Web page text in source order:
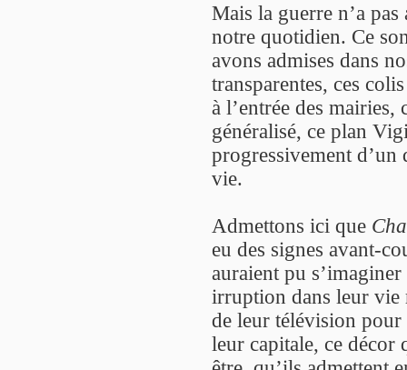
Mais la guerre n’a
notre quotidien. Ce
avons admises dans
transparentes, ces
à l’entrée des mairies,
généralisé, ce plan
progressivement
vie.
Admettons ici que
eu des signes avant-
auraient pu
irruption dans leur vie
de leur télévision pour
leur capitale, ce décor